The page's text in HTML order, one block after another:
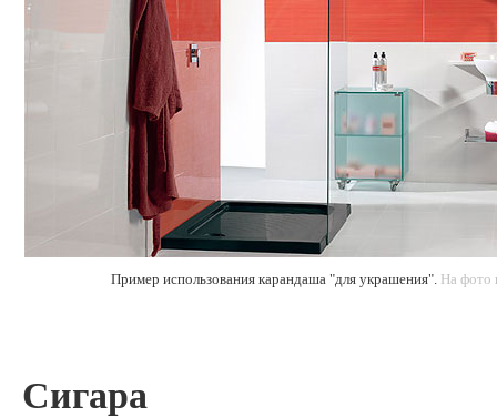
Пример использования карандаша "для украшения". На фото
Сигара